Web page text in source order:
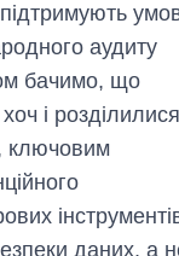
аудиту
бачимо, що
і
ключовим
даних, а